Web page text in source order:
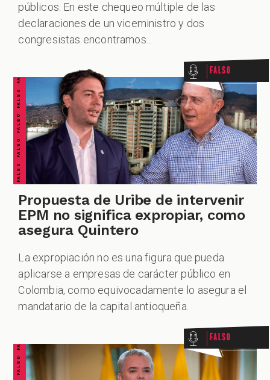
públicos. En este chequeo múltiple de las
declaraciones de un viceministro y dos
congresistas encontramos...
FALSO FALSO FALSO FALSO FALSO FALSO FALSO Falso
Propuesta de Uribe de intervenir
EPM no significa expropiar, como
asegura Quintero
La expropiación no es una figura que pueda
aplicarse a empresas de carácter público en
Colombia, como equivocadamente lo asegura el
mandatario de la capital antioqueña.
Falso